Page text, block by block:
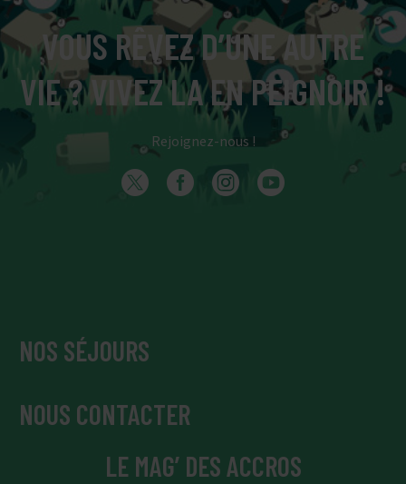
VOUS RÊVEZ D’UNE AUTRE
VIE ? VIVEZ LA EN PEIGNOIR !
Rejoignez-nous !
NOS SÉJOURS
NOUS CONTACTER
LE MAG’ DES ACCROS